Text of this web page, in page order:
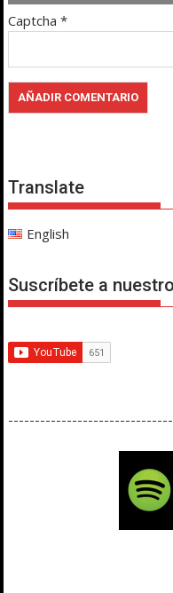
Captcha *
Translate
English
Suscríbete a